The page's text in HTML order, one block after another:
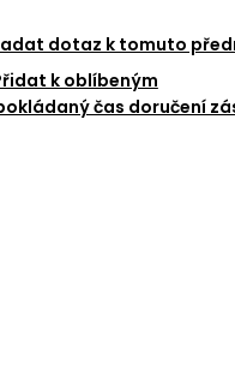
dotaz k tomuto
k oblíbeným
čas doručení